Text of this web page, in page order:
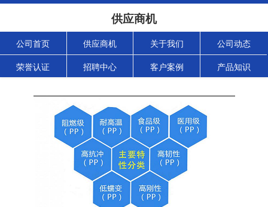
供应商机
公司首页 供应商机 关于我们 公司动态
荣誉认证 招聘中心 客户案例 产品知识